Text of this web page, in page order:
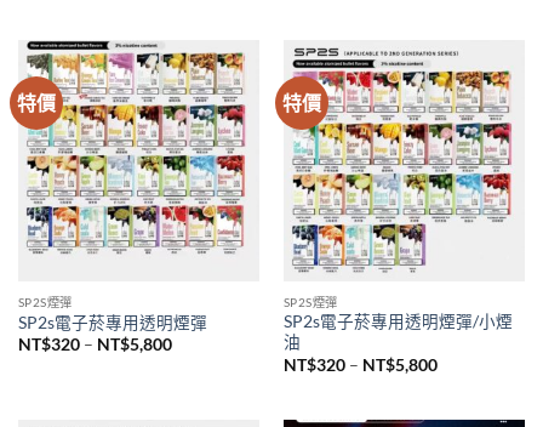
到
NT$1,500
NT$5,800
特價
SP2S煙彈
SP2s電子菸專用透明煙彈
NT$320 – NT$5,800價
特價
SP2S煙彈
SP2s電子菸專用透明煙彈/小煙
油
NT$320 – NT$5,800價